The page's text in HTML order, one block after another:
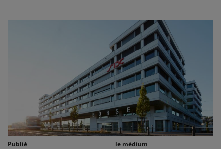
Publié le médium